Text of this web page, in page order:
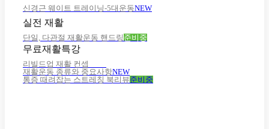
신경근 웨이트 트레이닝-5대운동NEW
실전 재활
단일, 다관절 재활운동 핸드링 준비중
무료재활특강
리빌드업 재활 컨셉
재활운동 종류와 중요사항NEW
통증 때려잡는 스트레칭 북리뷰준비중